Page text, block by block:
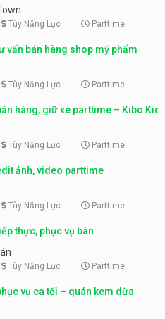
Tùy Năng Lực Parttime
vấn bán hàng shop mỹ phẩm
Tùy Năng Lực Parttime
hàng, giữ xe parttime – Kibo Kid
Tùy Năng Lực Parttime
ảnh, video parttime
Tùy Năng Lực Parttime
thực, phục vụ bàn
Tùy Năng Lực Parttime
vụ ca tối – quán kem dừa